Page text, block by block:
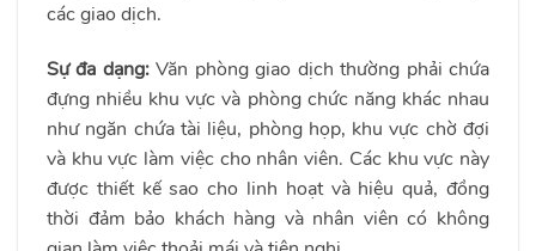
các giao dịch.
Sự đa dạng:Văn phòng giao dịch thường phải chứa
đựng nhiều khu vực và phòng chức năng khác nhau
như ngăn chứa tài liệu, phòng họp, khu vực chờ đợi
và khu vực làm việc cho nhân viên. Các khu vực này
được thiết kế sao cho linh hoạt và hiệu quả, đồng
thời đảm bảo khách hàng và nhân viên có không